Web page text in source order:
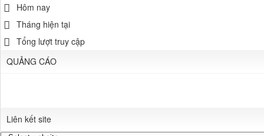
Hôm nay
Tháng hiện tại
Tổng lượt truy cập
QUẢNG CÁO
Liên kết site